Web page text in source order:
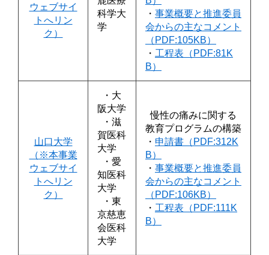
ウェブサイ
トへリン
ク）
科学大
学
・ 事業概要と推進委員
会からの主なコメント
（PDF:105KB）
・ 工程表（PDF:81K
B）
山口大学
（※本事業
ウェブサイ
トへリン
ク）
・大
阪大学
・滋
賀医科
大学
・愛
知医科
大学
・東
京慈恵
会医科
大学
慢性の痛みに関する
教育プログラムの構築
・ 申請書（PDF:312K
B）
・ 事業概要と推進委員
会からの主なコメント
（PDF:106KB）
・ 工程表（PDF:111K
B）